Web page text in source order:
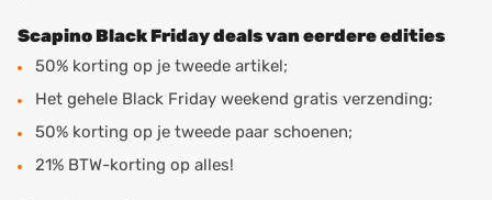
Scapino Black Friday deals van eerdere edities
50% korting op je tweede artikel;
Het gehele Black Friday weekend gratis verzending;
50% korting op je tweede paar schoenen;
21% BTW-korting op alles!